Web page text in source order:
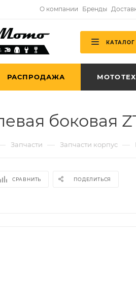
О компании Бренды
КАТАЛОГ
РАСПРОДАЖА
боковая
Запчасти — Запчасти корпус —
СРАВНИТЬ ПОДЕЛИТЬСЯ